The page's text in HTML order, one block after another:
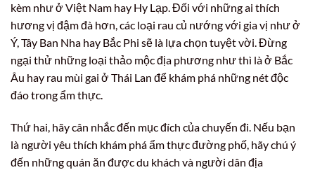
kèm như ở Việt Nam hay Hy Lạp. Đối với những ai thích
hương vị đậm đà hơn, các loại rau củ nướng với gia vị như ở
Ý, Tây Ban Nha hay Bắc Phi sẽ là lựa chọn tuyệt vời. Đừng
ngại thử những loại thảo mộc địa phương như thì là ở Bắc
Âu hay rau mùi gai ở Thái Lan để khám phá những nét độc
đáo trong ẩm thực.
Thứ hai, hãy cân nhắc đến mục đích của chuyến đi. Nếu bạn
là người yêu thích khám phá ẩm thực đường phố, hãy chú ý
đến những quán ăn được du khách và người dân địa